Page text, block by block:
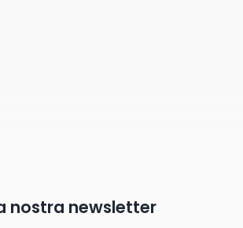
nostra newsletter